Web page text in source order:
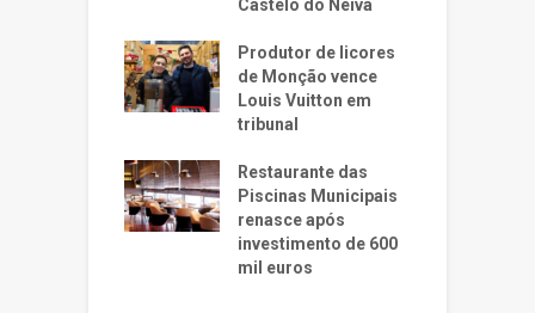
Castelo do Neiva
Produtor de licores
de Monção vence
Louis Vuitton em
tribunal
Restaurante das
Piscinas Municipais
renasce após
investimento de 600
mil euros